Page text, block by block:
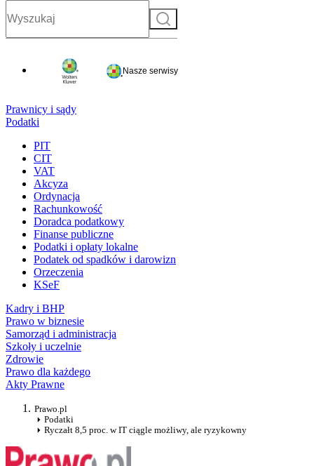
Szukaj
Nasze serwisy
Prawnicy i sądy
Podatki
PIT
CIT
VAT
Akcyza
Ordynacja
Rachunkowość
Doradca podatkowy
Finanse publiczne
Podatki i opłaty lokalne
Podatek od spadków i darowizn
Orzeczenia
KSeF
Kadry i BHP
Prawo w biznesie
Samorząd i administracja
Szkoły i uczelnie
Zdrowie
Prawo dla każdego
Akty Prawne
Prawo.pl
Podatki
Ryczałt 8,5 proc. w IT ciągle możliwy, ale ryzykowny